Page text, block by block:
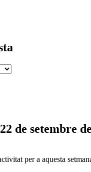
de setembre
per a aquesta